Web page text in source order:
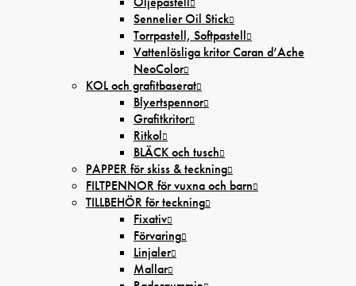
Sennelier Oil Stick
Torrpastell, Softpastell
Vattenlösliga kritor Caran d’Ache
NeoColor
KOL och grafitbaserat
Blyertspennor
Grafitkritor
Ritkol
BLÄCK och tusch
PAPPER för skiss & teckning
FILTPENNOR för vuxna och barn
TILLBEHÖR för teckning
Fixativ
Förvaring
Linjaler
Mallar